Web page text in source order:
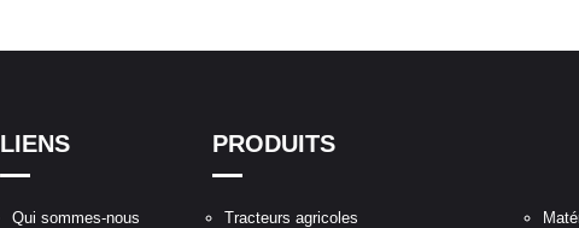
LIENS
Qui sommes-nous
PRODUITS
Tracteurs agricoles